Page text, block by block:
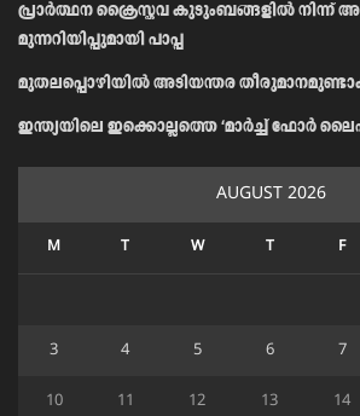
പ്രാര്‍ത്ഥന ക്രൈസ്തവ കുടുംബങ്ങളില്‍ നിന്ന്
മുന്നറിയിപ്പുമായി പാപ്പ
മുതലപ്പൊഴിയിൽ അടിയന്തര
ഇന്ത്യയിലെ ഇക്കൊല്ലത്തെ ‘മാർച്ച് ഫോർ
AUGUST 2026
M T W T F
3 4 5 6 7
10 11 12 13 14